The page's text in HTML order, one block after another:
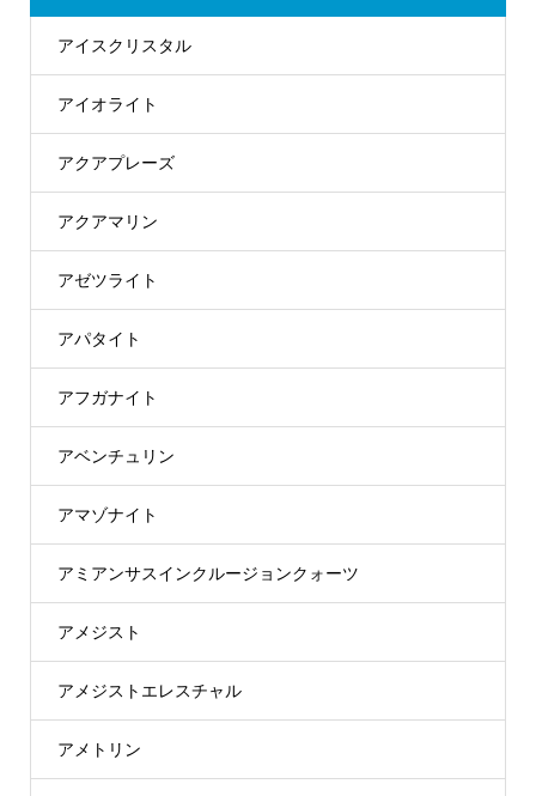
アイスクリスタル
アイオライト
アクアプレーズ
アクアマリン
アゼツライト
アパタイト
アフガナイト
アベンチュリン
アマゾナイト
アミアンサスインクルージョンクォーツ
アメジスト
アメジストエレスチャル
アメトリン